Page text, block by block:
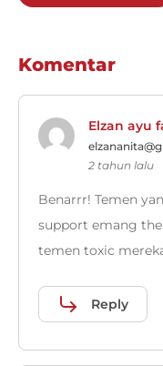
Komentar
Elzan ayu
2 tahun lalu
Benarrr! Temen
support emang
temen toxic
Reply